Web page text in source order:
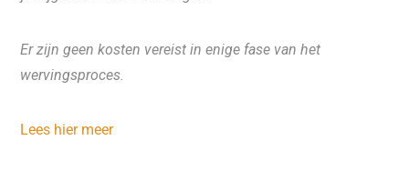
Er zijn geen kosten vereist in enige fase van het
wervingsproces.
Lees hier meer